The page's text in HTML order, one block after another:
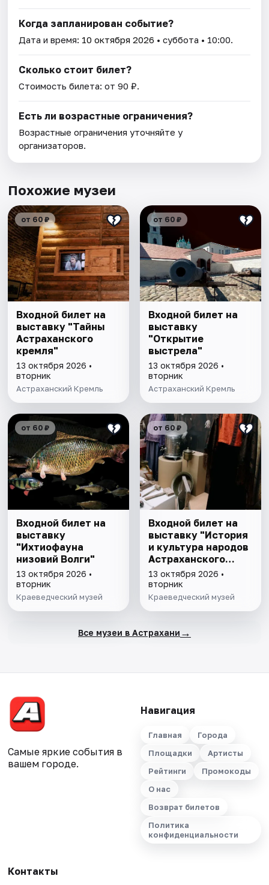
Когда запланирован событие?
Дата и время: 10 октября 2026 • суббота • 10:00.
Сколько стоит билет?
Стоимость билета: от 90 ₽.
Есть ли возрастные ограничения?
Возрастные ограничения уточняйте у
организаторов.
Похожие музеи
от 60 ₽
Входной билет на
выставку "Тайны
Астраханского
кремля"
13 октября 2026 •
вторник
Астраханский Кремль
от 60 ₽
Входной билет на
выставку
"Открытие
выстрела"
13 октября 2026 •
вторник
Астраханский Кремль
от 60 ₽
Входной билет на
выставку
"Ихтиофауна
низовий Волги"
13 октября 2026 •
вторник
Краеведческий музей
от 60 ₽
Входной билет на
выставку "История
и культура народов
Астраханского
края"
13 октября 2026 •
вторник
Краеведческий музей
Все музеи в Астрахани →
Самые яркие события в
вашем городе.
Навигация
Главная
Города
Площадки
Артисты
Рейтинги
Промокоды
О нас
Возврат билетов
Политика
конфиденциальности
Контакты